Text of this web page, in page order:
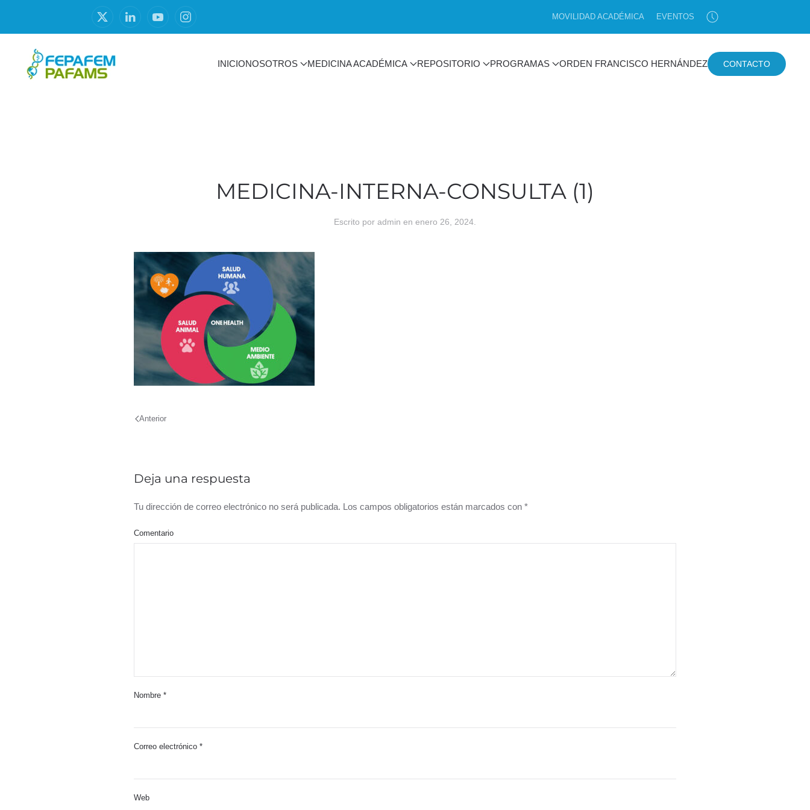
MOVILIDAD ACADÉMICA EVENTOS
INICIONOSOTROS MEDICINA ACADÉMICA REPOSITORIO PROGRAMAS ORDEN FRANCISCO HERNÁNDEZ CONTACTO
MEDICINA-INTERNA-CONSULTA (1)
Escrito por admin en enero 26, 2024
Anterior
Deja una respuesta
Tu dirección de correo electrónico no será publicada. Los campos obligatorios están marcados con *
Comentario
Nombre *
Correo electrónico *
Web